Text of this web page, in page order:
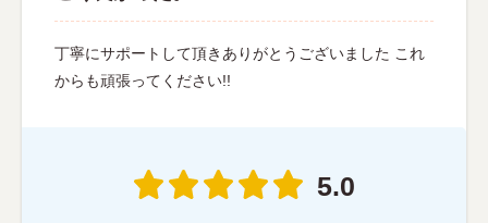
丁寧にサポートして頂きありがとうございました これ
からも頑張ってください!!
5.0